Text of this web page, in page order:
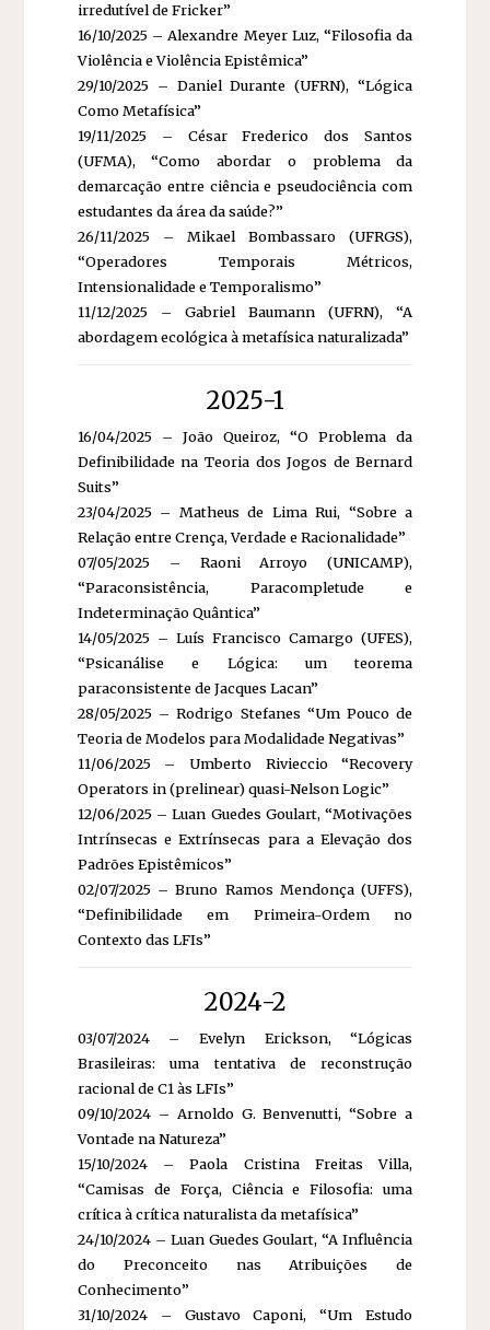
irredutível de Fricker”
16/10/2025 – Alexandre Meyer Luz, “Filosofia da
Violência e Violência Epistêmica”
29/10/2025 – Daniel Durante (UFRN), “Lógica
Como Metafísica”
19/11/2025 – César Frederico dos Santos
(UFMA), “Como abordar o problema da
demarcação entre ciência e pseudociência com
estudantes da área da saúde?”
26/11/2025 – Mikael Bombassaro (UFRGS),
“Operadores Temporais Métricos,
Intensionalidade e Temporalismo”
11/12/2025 – Gabriel Baumann (UFRN), “A
abordagem ecológica à metafísica naturalizada”
2025-1
16/04/2025 – João Queiroz, “O Problema da
Definibilidade na Teoria dos Jogos de Bernard
Suits”
23/04/2025 – Matheus de Lima Rui, “Sobre a
Relação entre Crença, Verdade e Racionalidade”
07/05/2025 – Raoni Arroyo (UNICAMP),
“Paraconsistência, Paracompletude e
Indeterminação Quântica”
14/05/2025 – Luís Francisco Camargo (UFES),
“Psicanálise e Lógica: um teorema
paraconsistente de Jacques Lacan”
28/05/2025 – Rodrigo Stefanes “Um Pouco de
Teoria de Modelos para Modalidade Negativas”
11/06/2025 – Umberto Rivieccio “Recovery
Operators in (prelinear) quasi-Nelson Logic”
12/06/2025 – Luan Guedes Goulart, “Motivações
Intrínsecas e Extrínsecas para a Elevação dos
Padrões Epistêmicos”
02/07/2025 – Bruno Ramos Mendonça (UFFS),
“Definibilidade em Primeira-Ordem no
Contexto das LFIs”
2024-2
03/07/2024 – Evelyn Erickson, “Lógicas
Brasileiras: uma tentativa de reconstrução
racional de C1 às LFIs”
09/10/2024 – Arnoldo G. Benvenutti, “Sobre a
Vontade na Natureza”
15/10/2024 – Paola Cristina Freitas Villa,
“Camisas de Força, Ciência e Filosofia: uma
crítica à crítica naturalista da metafísica”
24/10/2024 – Luan Guedes Goulart, “A Influência
do Preconceito nas Atribuições de
Conhecimento”
31/10/2024 – Gustavo Caponi, “Um Estudo